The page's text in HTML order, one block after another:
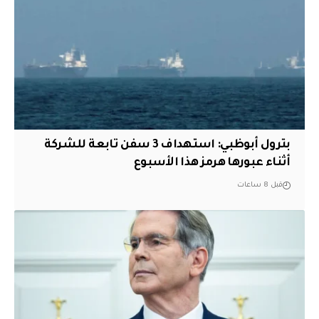
بترول أبوظبي: استهداف 3 سفن تابعة للشركة
أثناء عبورها هرمز هذا الأسبوع
قبل 8 ساعات